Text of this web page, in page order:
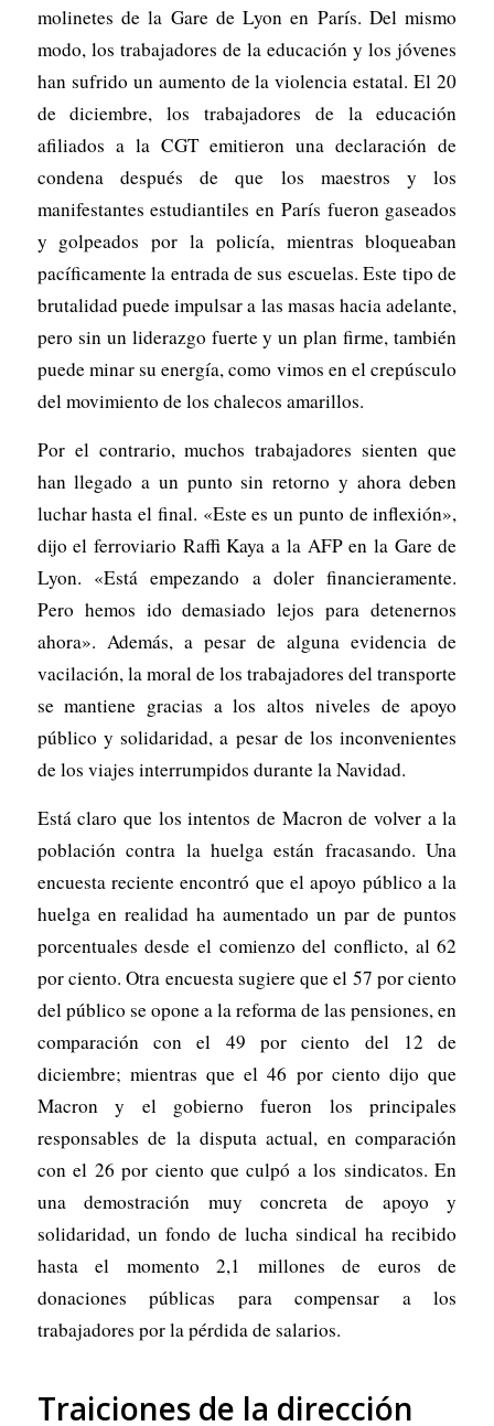
molinetes de la Gare de Lyon en París. Del mismo
modo, los trabajadores de la educación y los jóvenes
han sufrido un aumento de la violencia estatal. El 20
de diciembre, los trabajadores de la educación
afiliados a la CGT emitieron una declaración de
condena después de que los maestros y los
manifestantes estudiantiles en París fueron gaseados
y golpeados por la policía, mientras bloqueaban
pacíficamente la entrada de sus escuelas. Este tipo de
brutalidad puede impulsar a las masas hacia adelante,
pero sin un liderazgo fuerte y un plan firme, también
puede minar su energía, como vimos en el crepúsculo
del movimiento de los chalecos amarillos.
Por el contrario, muchos trabajadores sienten que
han llegado a un punto sin retorno y ahora deben
luchar hasta el final. «Este es un punto de inflexión»,
dijo el ferroviario Raffi Kaya a la AFP en la Gare de
Lyon. «Está empezando a doler financieramente.
Pero hemos ido demasiado lejos para detenernos
ahora». Además, a pesar de alguna evidencia de
vacilación, la moral de los trabajadores del transporte
se mantiene gracias a los altos niveles de apoyo
público y solidaridad, a pesar de los inconvenientes
de los viajes interrumpidos durante la Navidad.
Está claro que los intentos de Macron de volver a la
población contra la huelga están fracasando. Una
encuesta reciente encontró que el apoyo público a la
huelga en realidad ha aumentado un par de puntos
porcentuales desde el comienzo del conflicto, al 62
por ciento. Otra encuesta sugiere que el 57 por ciento
del público se opone a la reforma de las pensiones, en
comparación con el 49 por ciento del 12 de
diciembre; mientras que el 46 por ciento dijo que
Macron y el gobierno fueron los principales
responsables de la disputa actual, en comparación
con el 26 por ciento que culpó a los sindicatos. En
una demostración muy concreta de apoyo y
solidaridad, un fondo de lucha sindical ha recibido
hasta el momento 2,1 millones de euros de
donaciones públicas para compensar a los
trabajadores por la pérdida de salarios.
Traiciones de la dirección